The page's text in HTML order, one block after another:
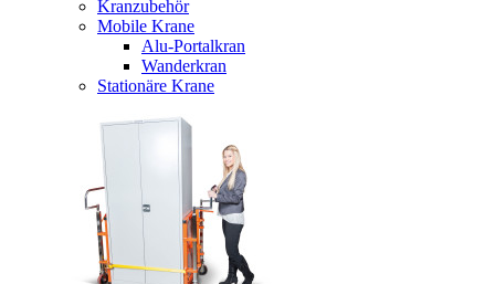
Kranzubehör
Mobile Krane
Alu-Portalkran
Wanderkran
Stationäre Krane